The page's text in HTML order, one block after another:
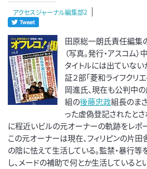
アクセスジャーナル編集部2
田原総一朗氏責任編集の
（写真。発行・アスコム）
タイトルには出ていない
証２部「菱和ライフクリ
岡進氏、現在も公判中
組の後藤忠政組長のま
った虚偽登記されたと
に程近いビルの元オーナーの軌跡をレポー
この元オーナーは現在、フィリピンの片田
の陰に怯えて生活している。監禁・暴行等
し、メードの補助で何とか生活しているとい